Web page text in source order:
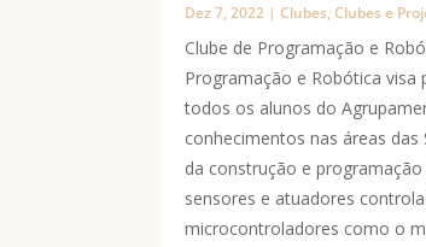
Dez 7, 2022 |Clubes,Clubes e
Clube de Programação e
Programação e Robótica visa
todos os alunos do
conhecimentos nas áreas das
da construção e
sensores e atuadores
microcontroladores como o